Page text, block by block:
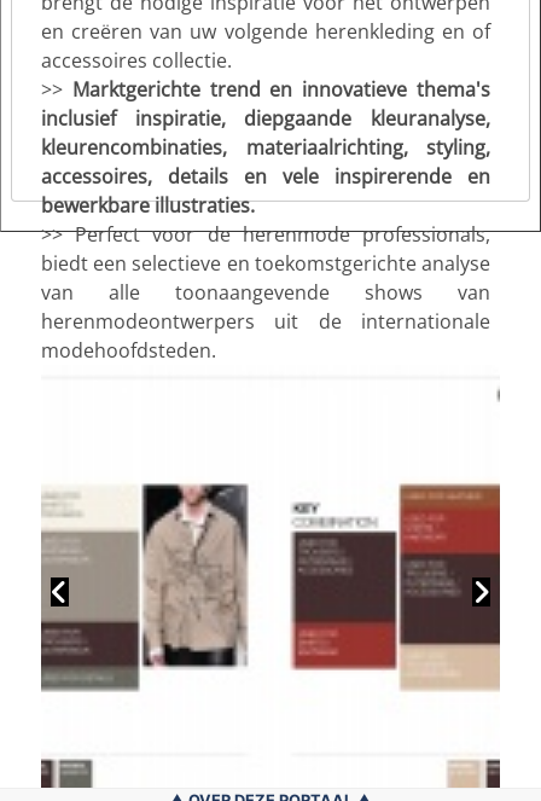
en creëren van uw volgende herenkleding en of
accessoires collectie.
>> Marktgerichte trend en innovatieve thema's
inclusief inspiratie, diepgaande kleuranalyse,
kleurencombinaties, materiaalrichting, styling,
accessoires, details en vele inspirerende en
bewerkbare illustraties.
>> Perfect voor de herenmode professionals,
biedt een selectieve en toekomstgerichte analyse
van alle toonaangevende shows van
herenmodeontwerpers uit de internationale
modehoofdsteden.